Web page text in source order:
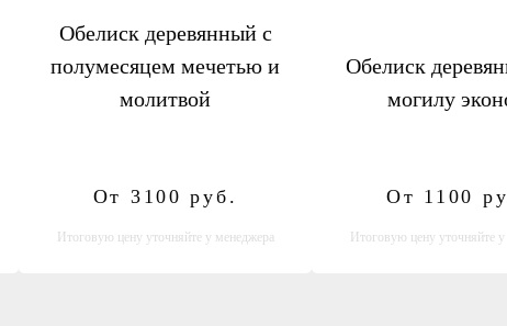
Обелиск деревянный с
полумесяцем мечетью и
молитвой
От 3100 руб.
Итоговую цену уточняйте у менеджера
Обелиск
могилу
От 1100
Итоговую цену уточняйте